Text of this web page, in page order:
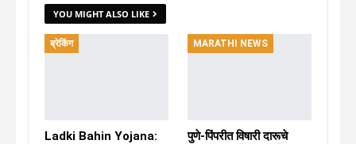
YOU MIGHT ALSO LIKE
ब्रेकिंग
Ladki Bahin Yojana:
MARATHI NEWS
पुणे-पिंपरीत विषारी दारूचे